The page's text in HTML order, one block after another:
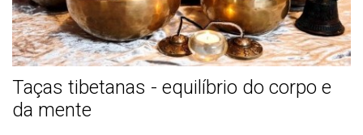
Taças tibetanas - equilíbrio do corpo e
da mente